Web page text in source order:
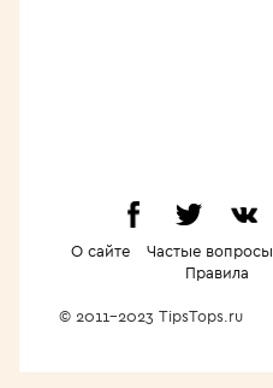
О сайте Частые вопросы
Правила
© 2011-2023 TipsTops.ru